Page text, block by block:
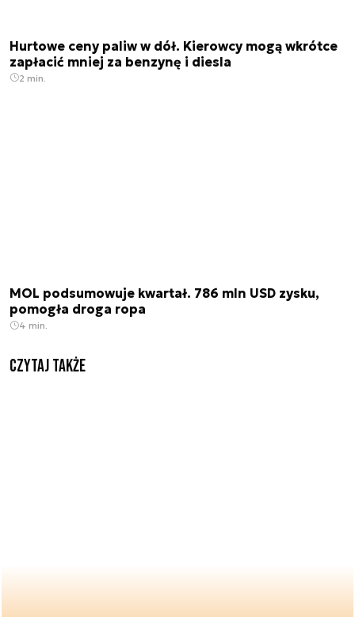
Hurtowe ceny paliw w dół. Kierowcy mogą wkrótce
zapłacić mniej za benzynę i diesla
2 min.
MOL podsumowuje kwartał. 786 mln USD zysku,
pomogła droga ropa
4 min.
Czytaj także